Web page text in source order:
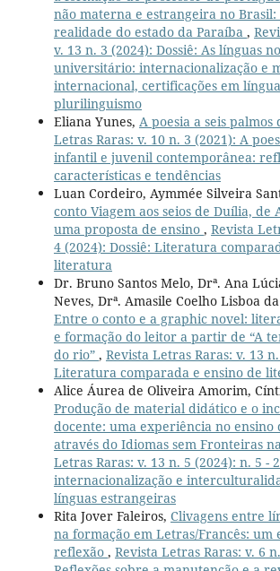
não materna e estrangeira no
realidade do estado da Paraíba ,
v. 13 n. 3 (2024): Dossiê: As línguas
universitário: internacionalização e
internacional, certificações em
plurilinguismo
Eliana Yunes, A poesia a seis palmos
Letras Raras: v. 10 n. 3 (2021): A
infantil e juvenil contemporânea:
características e tendências
Luan Cordeiro, Aymmée Silveira
conto Viagem aos seios de Duília, de
uma proposta de ensino , Revista
4 (2024): Dossiê: Literatura
literatura
Dr. Bruno Santos Melo, Drª. Ana
Neves, Drª. Amasile Coelho Lisboa da
Entre o conto e a graphic novel:
e formação do leitor a partir de “A
do rio” , Revista Letras Raras: v. 13
Literatura comparada e ensino de
Alice Áurea de Oliveira Amorim,
Produção de material didático e o
docente: uma experiência no ensino
através do Idiomas sem Fronteiras
Letras Raras: v. 13 n. 5 (2024): n. 5 -
internacionalização e
línguas estrangeiras
Rita Jover Faleiros, Clivagens entre
na formação em Letras/Francês: um
reflexão , Revista Letras Raras: v. 6